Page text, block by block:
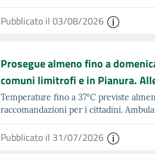
Pubblicato il 03/08/2026
Prosegue almeno fino a
comuni limitrofi e in Pianura.
Temperature fino a 37°C previste
raccomandazioni per i cittadini.
Pubblicato il 31/07/2026